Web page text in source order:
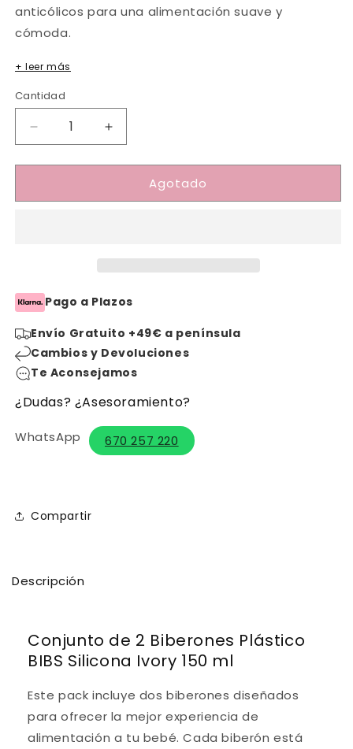
anticólicos para una alimentación suave y
cómoda.
+ leer más
Cantidad
Cantidad
Reducir
cantidad
para
Biberones
ml
Aumentar
cantidad
para
Biberones
ml
Agotado
Pago a Plazos
Envío Gratuito +49€ a península
Cambios y Devoluciones
Te Aconsejamos
¿Dudas? ¿Asesoramiento?
WhatsApp 670 257 220
Compartir
Descripción
Conjunto de 2 Biberones Plástico
BIBS Silicona Ivory 150 ml
Este pack incluye dos biberones diseñados
para ofrecer la mejor experiencia de
alimentación a tu bebé. Cada biberón está